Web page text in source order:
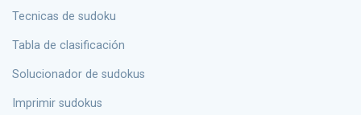
tecnicas de sudoku
Tabla de clasificación
solucionador de sudokus
Imprimir sudokus